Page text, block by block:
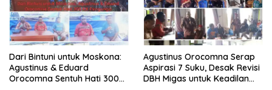
Dari Bintuni untuk Moskona:
Agustinus & Eduard
Orocomna Sentuh Hati 300
Agustinus Orocomna Serap
Aspirasi 7 Suku, Desak Revisi
DBH Migas untuk Keadilan